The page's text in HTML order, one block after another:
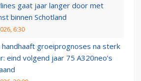
gaat jaar langer door met
binnen Schotland
6:30
handhaaft groeiprognoses na sterk
eind volgend jaar 75 A320neo’s